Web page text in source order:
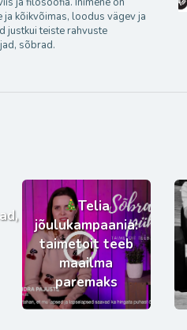
ja kõikvõimas, loodus vägev ja
justkui teiste rahvuste
sõbrad.
Telia
jõulukampaania:
taimetoit teeb
maailma
paremaks